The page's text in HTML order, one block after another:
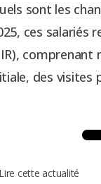
sont les
ces salariés
comprenant
des visites
cette actualité